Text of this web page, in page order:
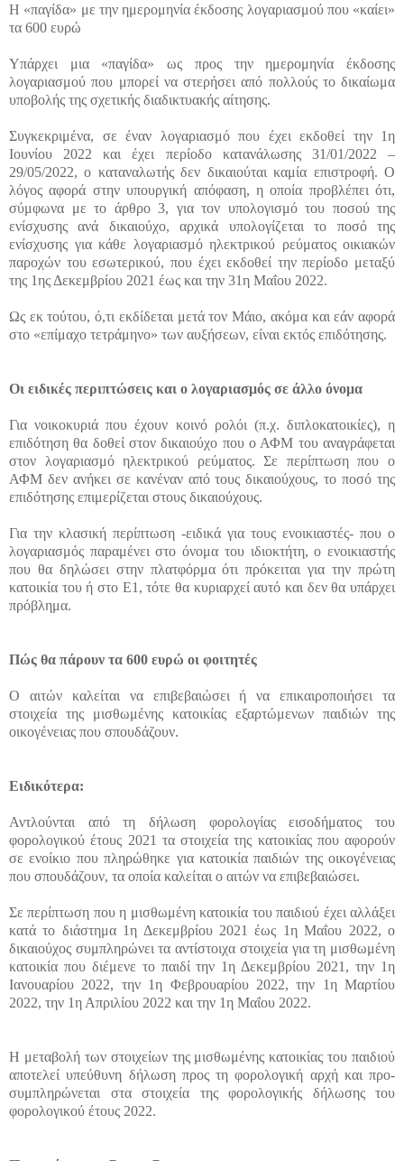
Η «παγίδα» με την ημερομηνία έκδοσης λογαριασμού που «καίει»
τα 600 ευρώ
Υπάρχει μια «παγίδα» ως προς την ημερομηνία έκδοσης
λογαριασμού που μπορεί να στερήσει από πολλούς το δικαίωμα
υποβολής της σχετικής διαδικτυακής αίτησης.
Συγκεκριμένα, σε έναν λογαριασμό που έχει εκδοθεί την 1η
Ιουνίου 2022 και έχει περίοδο κατανάλωσης 31/01/2022 –
29/05/2022, ο καταναλωτής δεν δικαιούται καμία επιστροφή. Ο
λόγος αφορά στην υπουργική απόφαση, η οποία προβλέπει ότι,
σύμφωνα με το άρθρο 3, για τον υπολογισμό του ποσού της
ενίσχυσης ανά δικαιούχο, αρχικά υπολογίζεται το ποσό της
ενίσχυσης για κάθε λογαριασμό ηλεκτρικού ρεύματος οικιακών
παροχών του εσωτερικού, που έχει εκδοθεί την περίοδο μεταξύ
της 1ης Δεκεμβρίου 2021 έως και την 31η Μαΐου 2022.
Ως εκ τούτου, ό,τι εκδίδεται μετά τον Μάιο, ακόμα και εάν αφορά
στο «επίμαχο τετράμηνο» των αυξήσεων, είναι εκτός επιδότησης.
Οι ειδικές περιπτώσεις και ο λογαριασμός σε άλλο όνομα
Για νοικοκυριά που έχουν κοινό ρολόι (π.χ. διπλοκατοικίες), η
επιδότηση θα δοθεί στον δικαιούχο που ο ΑΦΜ του αναγράφεται
στον λογαριασμό ηλεκτρικού ρεύματος. Σε περίπτωση που ο
ΑΦΜ δεν ανήκει σε κανέναν από τους δικαιούχους, το ποσό της
επιδότησης επιμερίζεται στους δικαιούχους.
Για την κλασική περίπτωση -ειδικά για τους ενοικιαστές- που ο
λογαριασμός παραμένει στο όνομα του ιδιοκτήτη, ο ενοικιαστής
που θα δηλώσει στην πλατφόρμα ότι πρόκειται για την πρώτη
κατοικία του ή στο Ε1, τότε θα κυριαρχεί αυτό και δεν θα υπάρχει
πρόβλημα.
Πώς θα πάρουν τα 600 ευρώ οι φοιτητές
Ο αιτών καλείται να επιβεβαιώσει ή να επικαιροποιήσει τα
στοιχεία της μισθωμένης κατοικίας εξαρτώμενων παιδιών της
οικογένειας που σπουδάζουν.
Ειδικότερα:
Αντλούνται από τη δήλωση φορολογίας εισοδήματος του
φορολογικού έτους 2021 τα στοιχεία της κατοικίας που αφορούν
σε ενοίκιο που πληρώθηκε για κατοικία παιδιών της οικογένειας
που σπουδάζουν, τα οποία καλείται ο αιτών να επιβεβαιώσει.
Σε περίπτωση που η μισθωμένη κατοικία του παιδιού έχει αλλάξει
κατά το διάστημα 1η Δεκεμβρίου 2021 έως 1η Μαΐου 2022, ο
δικαιούχος συμπληρώνει τα αντίστοιχα στοιχεία για τη μισθωμένη
κατοικία που διέμενε το παιδί την 1η Δεκεμβρίου 2021, την 1η
Ιανουαρίου 2022, την 1η Φεβρουαρίου 2022, την 1η Μαρτίου
2022, την 1η Απριλίου 2022 και την 1η Μαΐου 2022.
Η μεταβολή των στοιχείων της μισθωμένης κατοικίας του παιδιού
αποτελεί υπεύθυνη δήλωση προς τη φορολογική αρχή και προ-
συμπληρώνεται στα στοιχεία της φορολογικής δήλωσης του
φορολογικού έτους 2022.